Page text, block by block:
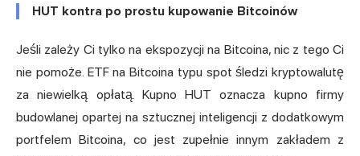
HUT kontra po prostu kupowanie Bitcoinów
Jeśli zależy Ci tylko na ekspozycji na Bitcoina, nic z tego Ci
nie pomoże. ETF na Bitcoina typu spot śledzi kryptowalutę
za niewielką opłatą. Kupno HUT oznacza kupno firmy
budowlanej opartej na sztucznej inteligencji z dodatkowym
portfelem Bitcoina, co jest zupełnie innym zakładem z